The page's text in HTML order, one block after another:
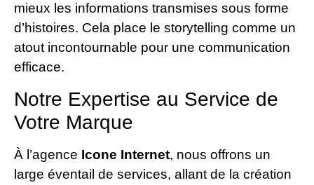
mieux les informations transmises sous forme
d’histoires. Cela place le storytelling comme un
atout incontournable pour une communication
efficace.
Notre Expertise au Service de
Votre Marque
À l’agence Icone Internet, nous offrons un
large éventail de services, allant de la création